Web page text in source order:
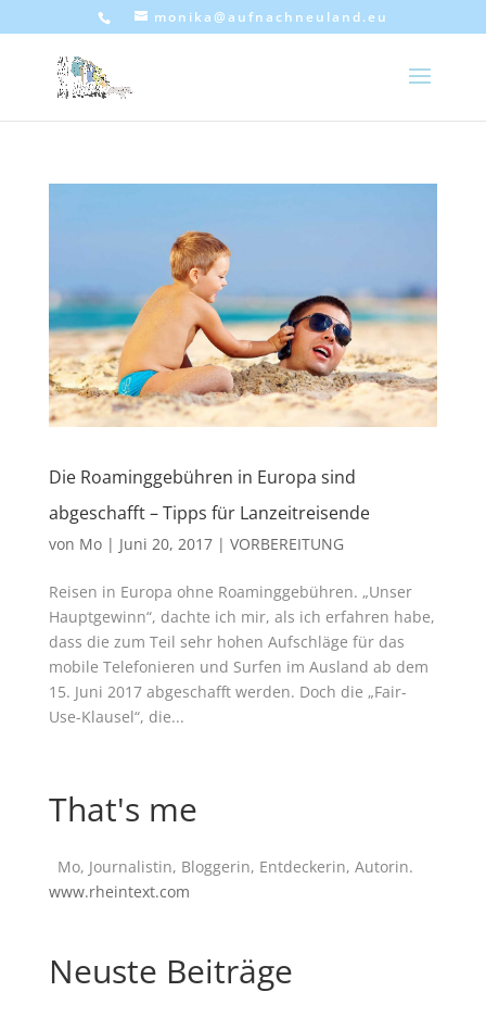
monika@aufnachneuland.eu
Die Roaminggebühren in Europa sind
abgeschafft – Tipps für Lanzeitreisende
von Mo| Juni 20, 2017| VORBEREITUNG
Reisen in Europa ohne Roaminggebühren. „Unser
Hauptgewinn“, dachte ich mir, als ich erfahren habe,
dass die zum Teil sehr hohen Aufschläge für das
mobile Telefonieren und Surfen im Ausland ab dem
15. Juni 2017 abgeschafft werden. Doch die „Fair-
Use-Klausel“, die...
That's me
Mo, Journalistin, Bloggerin, Entdeckerin, Autorin.
www.rheintext.com
Neuste Beiträge